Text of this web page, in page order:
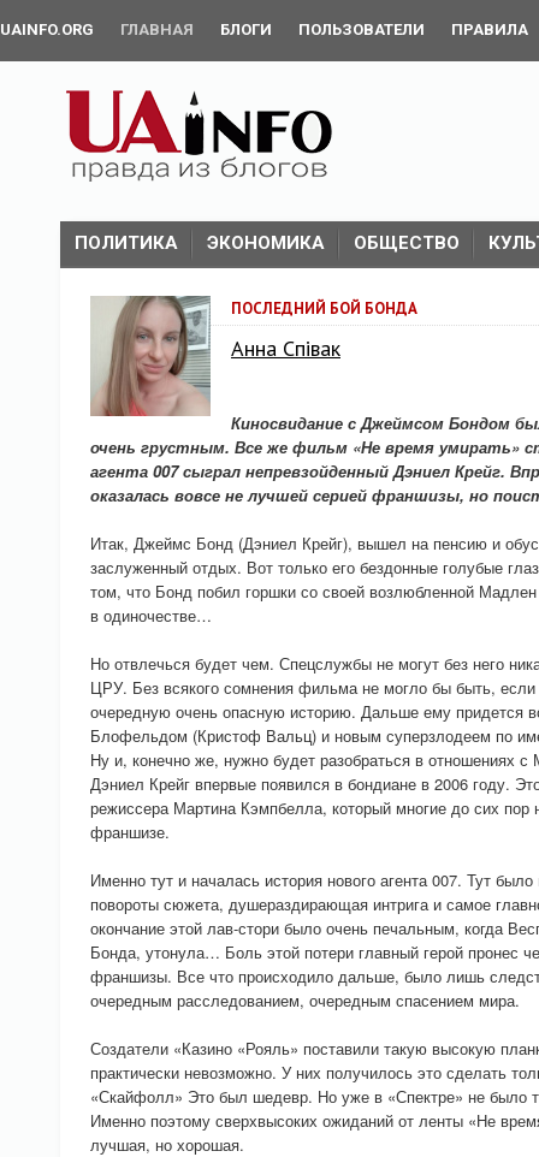
UAINFO.ORG ГЛАВНАЯ БЛОГИ ПОЛЬЗОВАТЕЛИ ПРАВИЛА
ПОЛИТИКА ЭКОНОМИКА ОБЩЕСТВО
ПОСЛЕДНИЙ БОЙ БОНДА
Анна Співак
Киносвидание с Джеймсом Бондом
очень грустным. Все же фильм «Не время умирать»
агента 007 сыграл непревзойденный Дэниел Крейг.
оказалась вовсе не лучшей серией франшизы, но
Итак, Джеймс Бонд (Дэниел Крейг), вышел на пенсию и
заслуженный отдых. Вот только его бездонные голубые
том, что Бонд побил горшки со своей возлюбленной
в одиночестве…
Но отвлечься будет чем. Спецслужбы не могут без него
ЦРУ. Без всякого сомнения фильма не могло бы быть,
очередную очень опасную историю. Дальше ему придется
Блофельдом (Кристоф Вальц) и новым суперзлодеем по
Ну и, конечно же, нужно будет разобраться в отношениях
Дэниел Крейг впервые появился в бондиане в 2006 году.
режиссера Мартина Кэмпбелла, который многие до сих
франшизе.
Именно тут и началась история нового агента 007. Тут
повороты сюжета, душераздирающая интрига и самое
окончание этой лав-стори было очень печальным, когда
Бонда, утонула… Боль этой потери главный герой пронес
франшизы. Все что происходило дальше, было лишь
очередным расследованием, очередным спасением мира.
Создатели «Казино «Рояль» поставили такую высокую
практически невозможно. У них получилось это сделать
«Скайфолл» Это был шедевр. Но уже в «Спектре» не было
Именно поэтому сверхвысоких ожиданий от ленты «Не
лучшая, но хорошая.